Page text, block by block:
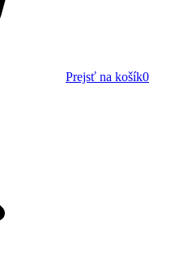
Prejsť na košík0